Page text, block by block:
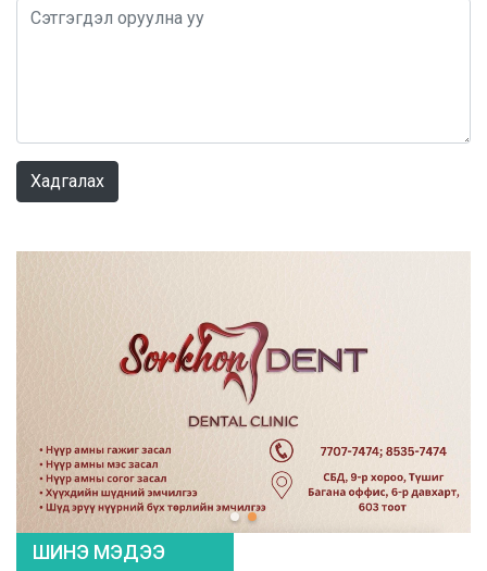
Хадгалах
ШИНЭ МЭДЭЭ